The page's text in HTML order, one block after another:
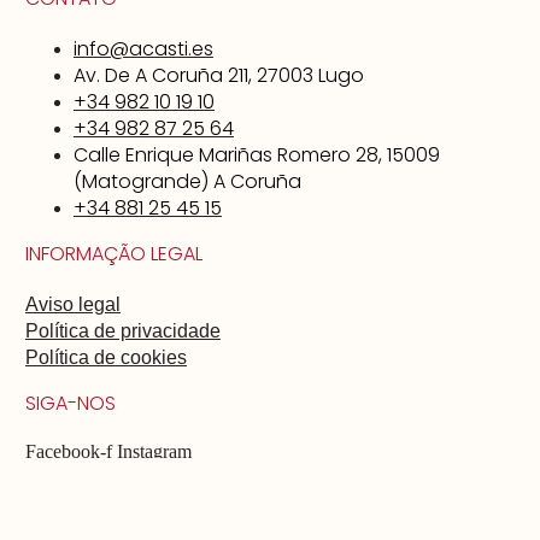
info@acasti.es
Av. De A Coruña 211, 27003 Lugo
+34 982 10 19 10
+34 982 87 25 64
Calle Enrique Mariñas Romero 28, 15009
(Matogrande) A Coruña
+34 881 25 45 15
INFORMAÇÃO LEGAL
Aviso legal
Política de privacidade
Política de cookies
SIGA-NOS
Facebook-f Instagram